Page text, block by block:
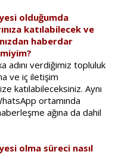
olduğumda
katılabilecek ve
haberdar
adını verdiğimiz topluluk
ve iç iletişim
katılabileceksiniz. Aynı
ortamında
ağına da dahil
olma süreci nasıl